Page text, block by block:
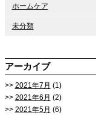
ホームケア
未分類
アーカイブ
2021年7月 (1)
2021年6月 (2)
2021年5月 (6)